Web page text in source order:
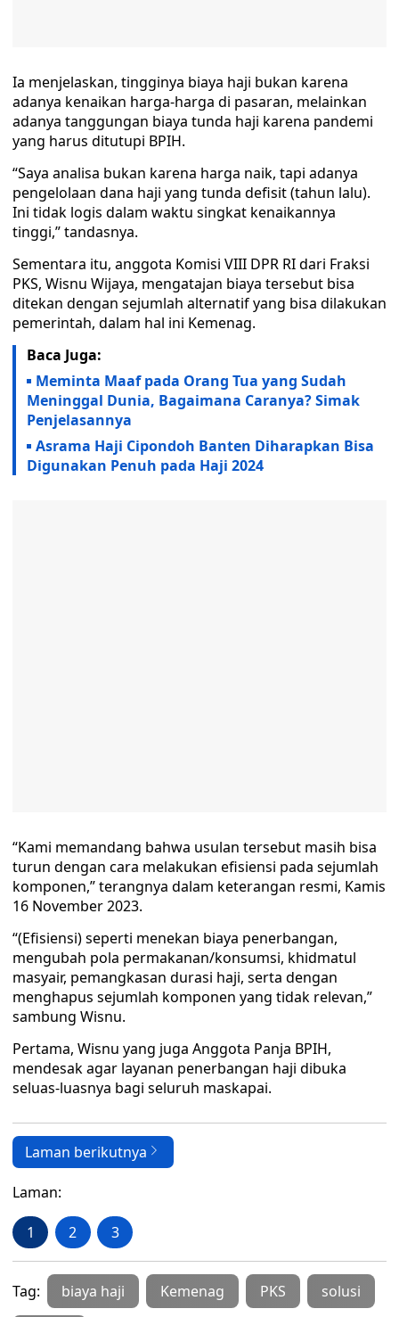
Ia menjelaskan, tingginya biaya haji bukan karena
adanya kenaikan harga-harga di pasaran, melainkan
adanya tanggungan biaya tunda haji karena pandemi
yang harus ditutupi BPIH.
“Saya analisa bukan karena harga naik, tapi adanya
pengelolaan dana haji yang tunda defisit (tahun lalu).
Ini tidak logis dalam waktu singkat kenaikannya
tinggi,” tandasnya.
Sementara itu, anggota Komisi VIII DPR RI dari Fraksi
PKS, Wisnu Wijaya, mengatajan biaya tersebut bisa
ditekan dengan sejumlah alternatif yang bisa dilakukan
pemerintah, dalam hal ini Kemenag.
Baca Juga:
Meminta Maaf pada Orang Tua yang Sudah
Meninggal Dunia, Bagaimana Caranya? Simak
Penjelasannya
Asrama Haji Cipondoh Banten Diharapkan Bisa
Digunakan Penuh pada Haji 2024
“Kami memandang bahwa usulan tersebut masih bisa
turun dengan cara melakukan efisiensi pada sejumlah
komponen,” terangnya dalam keterangan resmi, Kamis
16 November 2023.
“(Efisiensi) seperti menekan biaya penerbangan,
mengubah pola permakanan/konsumsi, khidmatul
masyair, pemangkasan durasi haji, serta dengan
menghapus sejumlah komponen yang tidak relevan,”
sambung Wisnu.
Pertama, Wisnu yang juga Anggota Panja BPIH,
mendesak agar layanan penerbangan haji dibuka
seluas-luasnya bagi seluruh maskapai.
Laman berikutnya
Laman:
1 2 3
Tag: biaya haji Kemenag PKS solusi